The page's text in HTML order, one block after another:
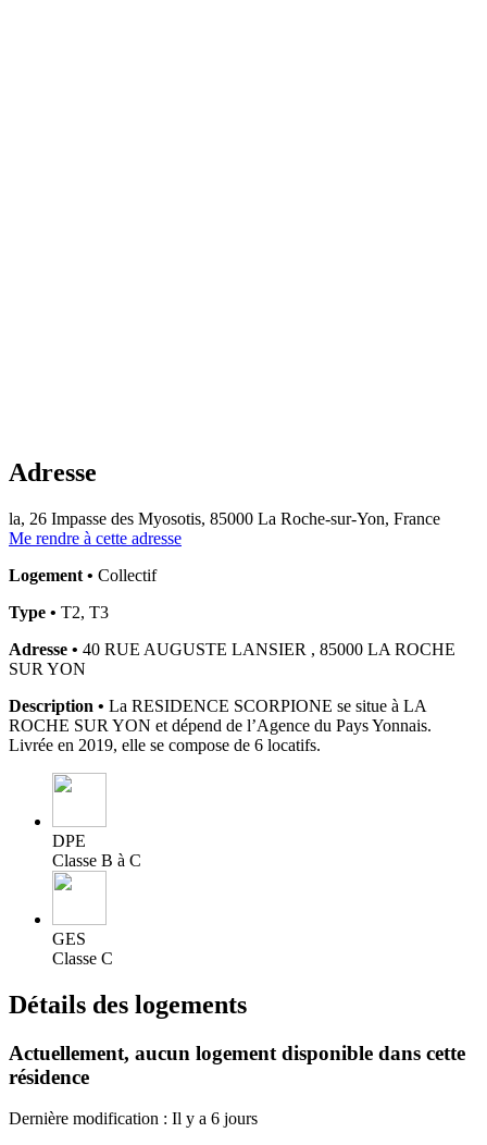
Adresse
la, 26 Impasse des Myosotis, 85000 La Roche-sur-Yon, France
Me rendre à cette adresse
Logement • Collectif
Type • T2, T3
Adresse • 40 RUE AUGUSTE LANSIER , 85000 LA ROCHE
SUR YON
Description • La RESIDENCE SCORPIONE se situe à LA
ROCHE SUR YON et dépend de l’Agence du Pays Yonnais.
Livrée en 2019, elle se compose de 6 locatifs.
DPE
Classe B à C
GES
Classe C
Détails des logements
Actuellement, aucun logement disponible dans cette
résidence
Dernière modification : Il y a 6 jours